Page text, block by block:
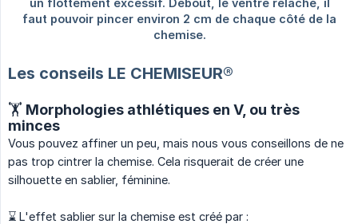
Les conseils LE CHEMISEUR®
🏋️ Morphologies athlétiques en V, ou très
minces
Vous pouvez affiner un peu, mais nous vous conseillons de ne
pas trop cintrer la chemise. Cela risquerait de créer une
silhouette en sablier, féminine.
⌛ L'effet sablier sur la chemise est créé par :